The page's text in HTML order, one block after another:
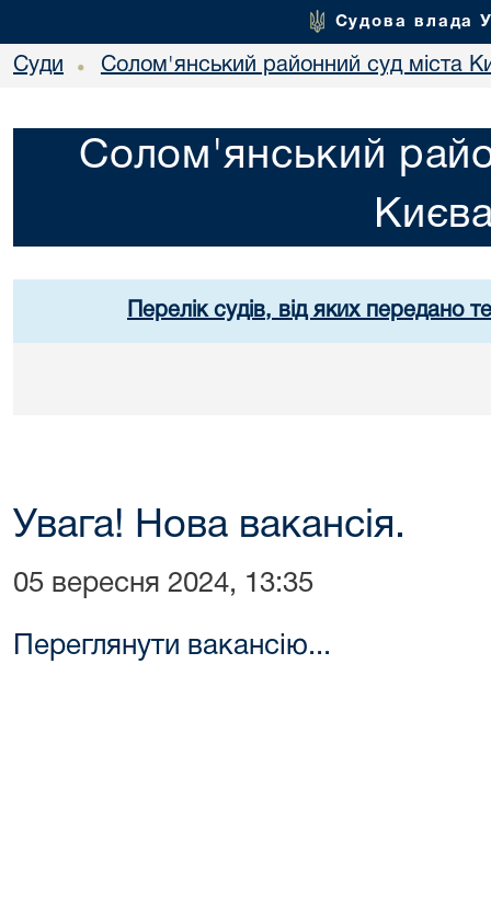
Судова влада
Суди • Солом'янський районний суд міста
Солом'янський
Перелік судів, від яких передано
Увага! Нова вакансія.
05 вересня 2024, 13:35
Переглянути вакансію...